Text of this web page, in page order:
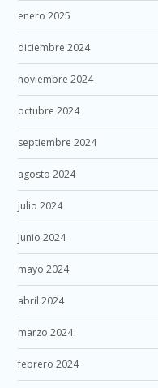
enero 2025
diciembre 2024
noviembre 2024
octubre 2024
septiembre 2024
agosto 2024
julio 2024
junio 2024
mayo 2024
abril 2024
marzo 2024
febrero 2024